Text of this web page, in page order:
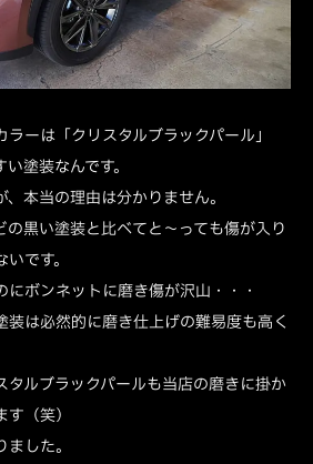
ーは「クリスタルブラックパール」
塗装なんです。
本当の理由は分かりません。
の黒い塗装と比べてと～っても傷が入り
です。
にボンネットに磨き傷が沢山・・・
装は必然的に磨き仕上げの難易度も高く
タルブラックパールも当店の磨きに掛か
（笑）
した。